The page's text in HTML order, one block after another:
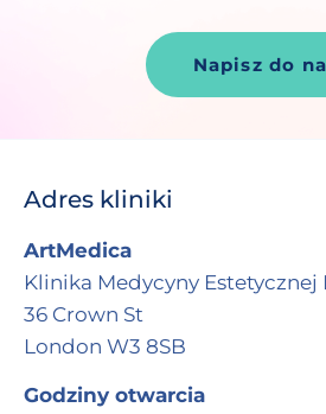
Napisz do
Adres kliniki
ArtMedica
Klinika Medycyny Estetycznej
36 Crown St
London W3 8SB
Godziny otwarcia